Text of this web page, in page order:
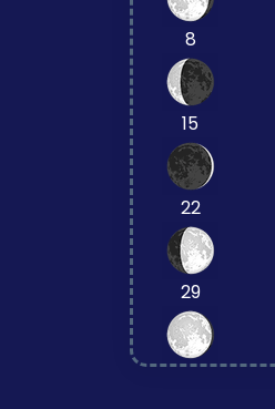
8
15
22
29